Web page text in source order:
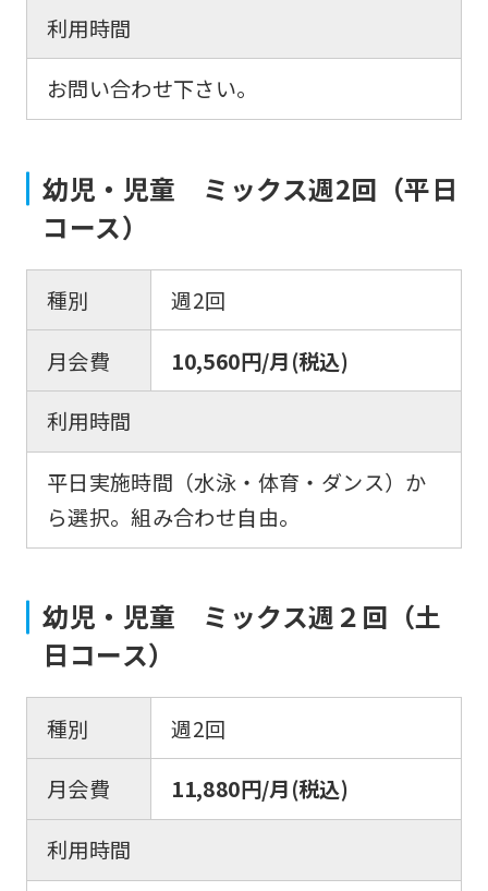
利用時間
お問い合わせ下さい。
幼児・児童 ミックス週2回（平日
コース）
種別
週2回
月会費
10,560円/月(税込)
利用時間
平日実施時間（水泳・体育・ダンス）か
ら選択。組み合わせ自由。
幼児・児童 ミックス週２回（土
日コース）
種別
週2回
月会費
11,880円/月(税込)
利用時間
Sports
translated
into
Click
the
link
(start
automatic
to
to
the
page.